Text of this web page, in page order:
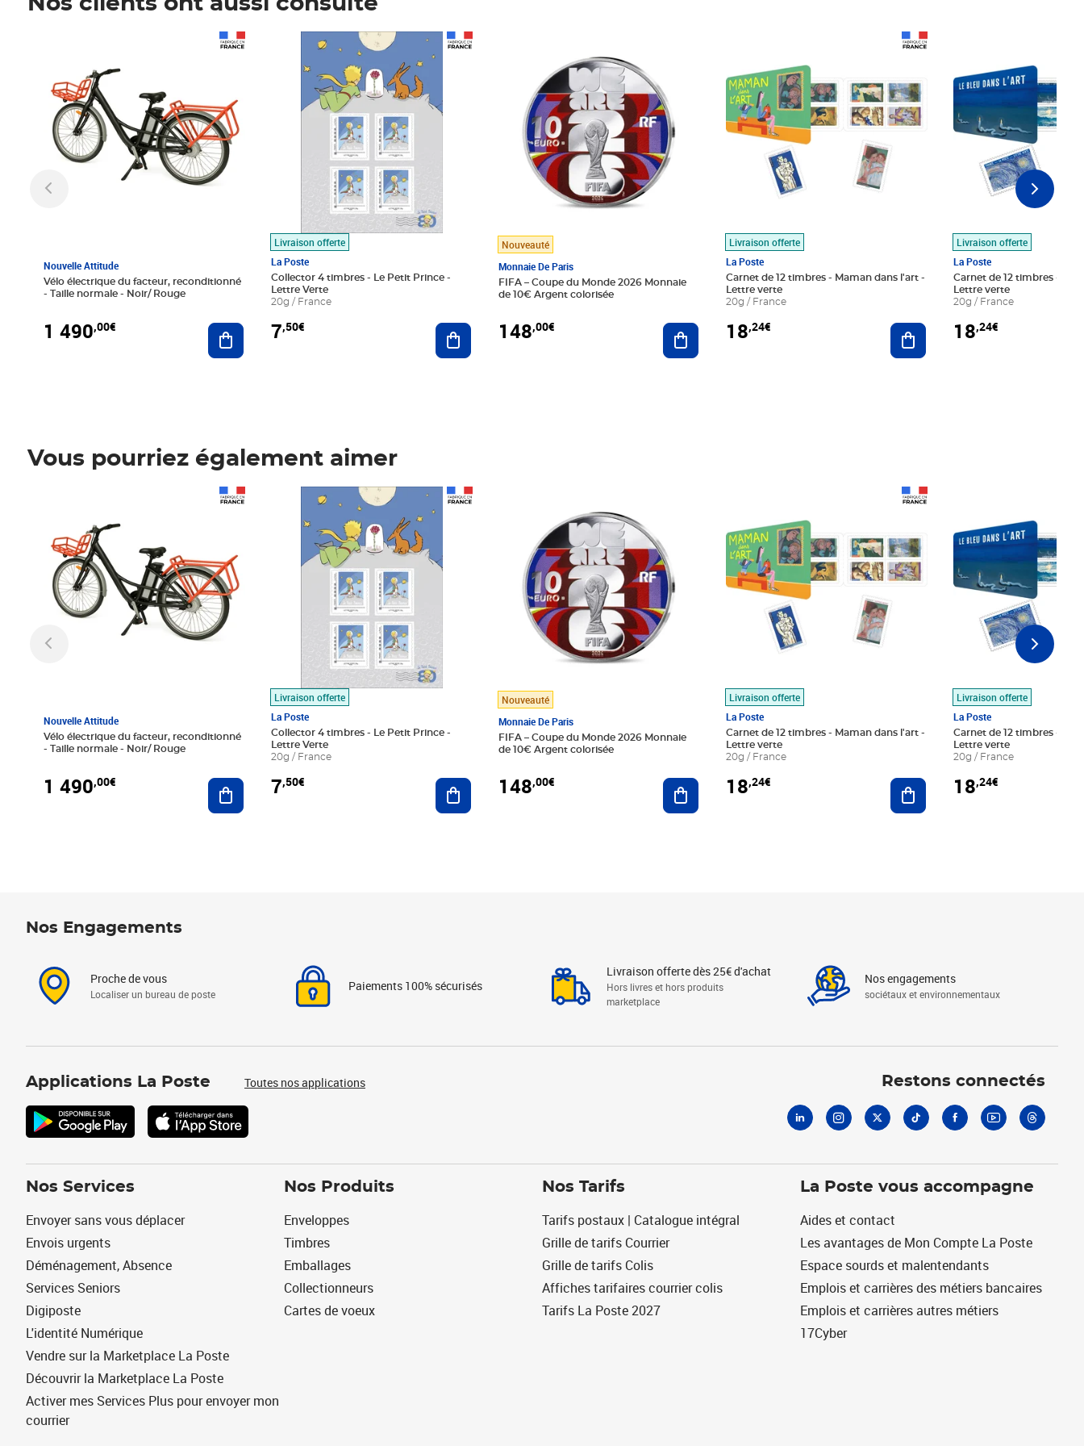
Nouvelle Attitude
Vélo électrique du facteur, reconditionné
- Taille normale - Noir/ Rouge
1 490,00€ Ajouter au panier
Livraison offerte
La Poste
Collector 4 timbres - Le Petit Prince -
Lettre Verte
20g / France
7,50€
Prix 7,50€
Ajouter au panier
Nouveauté
Monnaie De Paris
FIFA – Coupe du Monde 2026 Monnaie
de 10€ Argent colorisée
148,00€ Ajouter au panier
Livraison offerte
La Poste
Carnet de 12 timbres - Maman dans l'art -
Lettre verte
20g / France
18,24€ Ajouter au panier
Livraison offerte
La Poste
Carnet de 12 timbres - Le
Lettre verte
20g / France
18,24€
Vous pourriez également aimer
Nouvelle Attitude
Vélo électrique du facteur, reconditionné
- Taille normale - Noir/ Rouge
1 490,00€ Ajouter au panier
Livraison offerte
La Poste
Collector 4 timbres - Le Petit Prince -
Lettre Verte
20g / France
7,50€
Prix 7,50€
Ajouter au panier
Nouveauté
Monnaie De Paris
FIFA – Coupe du Monde 2026 Monnaie
de 10€ Argent colorisée
148,00€ Ajouter au panier
Livraison offerte
La Poste
Carnet de 12 timbres - Maman dans l'art -
Lettre verte
20g / France
18,24€ Ajouter au panier
Livraison offerte
La Poste
Carnet de 12 timbres - Le
Lettre verte
20g / France
18,24€
Nos Engagements
Proche de vous
Localiser un bureau de poste
Paiements 100% sécurisés
Livraison offerte dès 25€ d'achat
Hors livres et hors produits
marketplace
Nos engagements
sociétaux et environnementaux
Applications La Poste Toutes nos applications Restons connectés
Nos Services
Envoyer sans vous déplacer
Envois urgents
Déménagement, Absence
Services Seniors
Digiposte
L'identité Numérique
Vendre sur la Marketplace La Poste
Découvrir la Marketplace La Poste
Activer mes Services Plus pour envoyer mon
courrier
Nos Produits
Enveloppes
Timbres
Emballages
Collectionneurs
Cartes de voeux
Nos Tarifs
Tarifs postaux | Catalogue intégral
Grille de tarifs Courrier
Grille de tarifs Colis
Affiches tarifaires courrier colis
Tarifs La Poste 2027
La Poste vous accompagne
Aides et contact
Les avantages de Mon Compte La Poste
Espace sourds et malentendants
Emplois et carrières des métiers bancaires
Emplois et carrières autres métiers
17Cyber